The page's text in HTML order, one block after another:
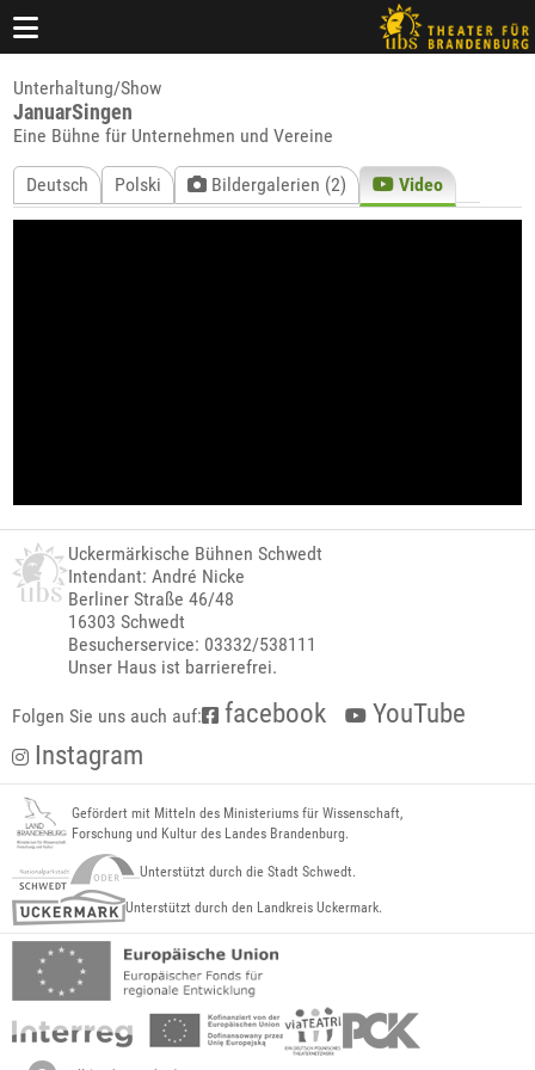
Unterhaltung/Show
JanuarSingen
Eine Bühne für Unternehmen und Vereine
Deutsch Polski Bildergalerien (2) Video
Uckermärkische Bühnen Schwedt
Intendant: André Nicke
Berliner Straße 46/48
16303 Schwedt
Besucherservice: 03332/538111
Unser Haus ist barrierefrei.
Folgen Sie uns auch auf: facebook
YouTube
Instagram
Gefördert mit Mitteln des Ministeriums für Wissenschaft,
Forschung und Kultur des Landes Brandenburg.
Unterstützt durch die Stadt Schwedt.
Unterstützt durch den Landkreis Uckermark.